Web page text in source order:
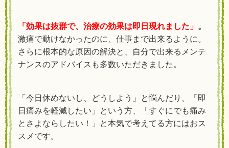
「効果は抜群で、 治療の効果は即日現れました」 。
激痛で動けなかったのに、仕事まで出来るように。
さらに根本的な原因の解決と、自分で出来るメンテ
ナンスのアドバイスも多数いただきました。
「今日休めないし、どうしよう」と悩んだり、「即
日痛みを軽減したい」という方、「すぐにでも痛み
とさよならしたい！」と本気で考えてる方にはおス
スメです。